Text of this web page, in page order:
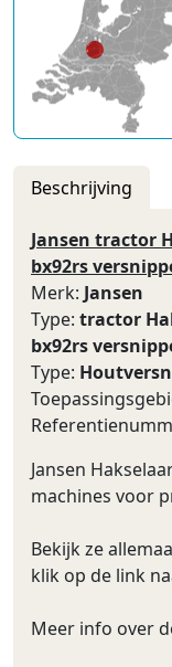
Beschrijving
Jansen tractor
bx92rs
Merk: Jansen
Type: tractor
bx92rs
Type:
Jansen
machines voor
Bekijk ze
klik op de link
Meer info over